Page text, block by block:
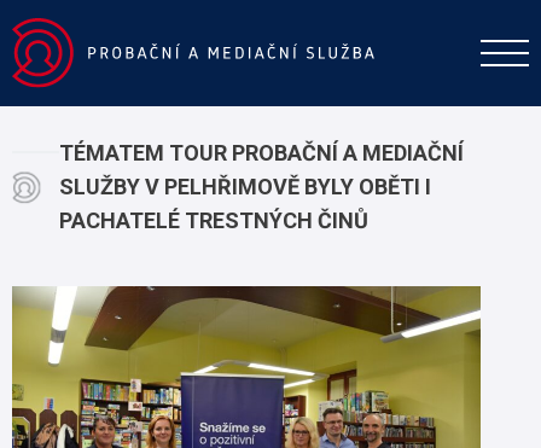
TÉMATEM TOUR PROBAČNÍ A MEDIAČNÍ
SLUŽBY V PELHŘIMOVĚ BYLY OBĚTI I
PACHATELÉ TRESTNÝCH ČINŮ